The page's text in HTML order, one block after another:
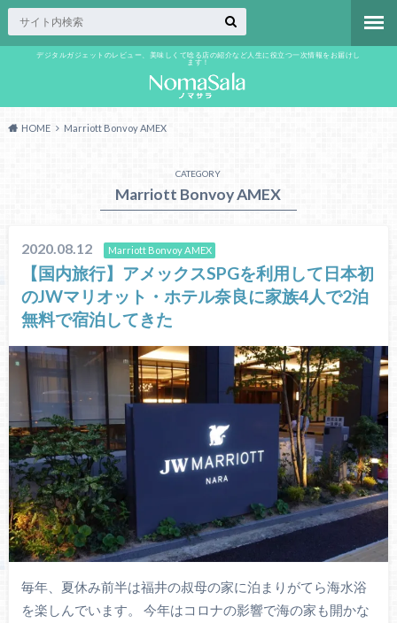
デジタルガジェットのレビュー、美味しくて唸る店の紹介など人生に役立つ一次情報をお届けし
ます！
HOME Marriott Bonvoy AMEX
CATEGORY
Marriott Bonvoy AMEX
2020.08.12 Marriott Bonvoy AMEX
【国内旅行】アメックスSPGを利用して日本初
のJWマリオット・ホテル奈良に家族4人で2泊
無料で宿泊してきた
毎年、夏休み前半は福井の叔母の家に泊まりがてら海水浴
を楽しんでいます。 今年はコロナの影響で海の家も開かな